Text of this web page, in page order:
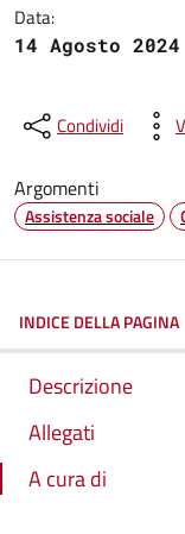
Data:
14 Agosto 2024
Condividi
Argomenti
Assistenza sociale
INDICE DELLA PAGINA
Descrizione
Allegati
A cura di